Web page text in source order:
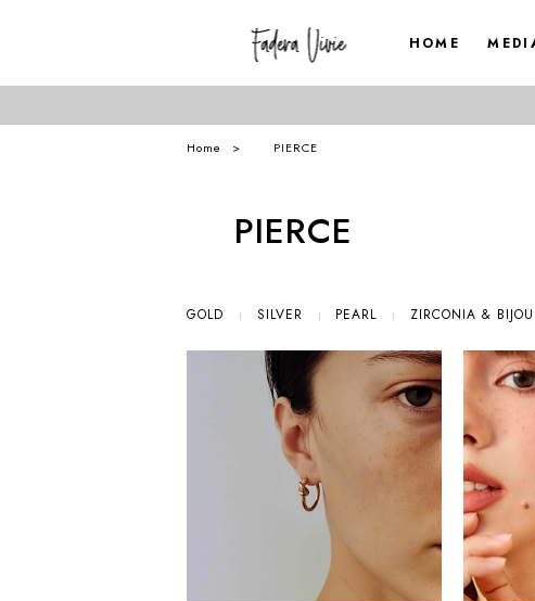
HOME
Home PIERCE
PIERCE
GOLD SILVER PEARL ZIRCONIA & BIJOU